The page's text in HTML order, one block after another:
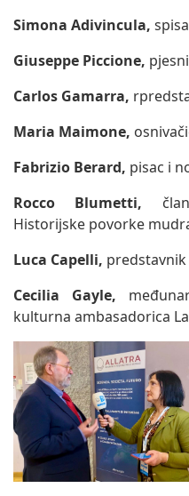
Simona Adivincula,
Giuseppe Piccione,
Carlos Gamarra,
Maria Maimone,
Fabrizio Berard, pisac i
Rocco Blumetti,
Historijske povorke
Luca Capelli, predstavnik
Cecilia Gayle,
kulturna ambasadorica